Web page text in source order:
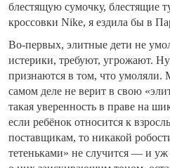
блестящую сумочку, блестящие
кроссовки Nike, я ездила бы в
Во-первых, элитные дети не
истерики, требуют, угрожают.
признаются в том, что
самом деле не верит в свою
такая уверенность в праве на
если ребёнок относится к
поставщикам, то никакой
тетеньками» не случится — и уж